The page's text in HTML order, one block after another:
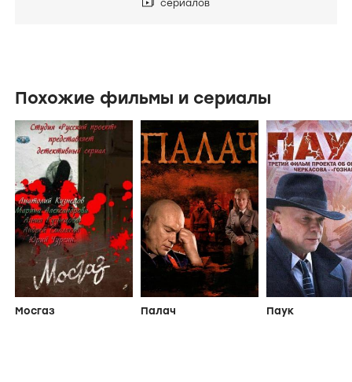
сериалов
Похожие фильмы и сериалы
Мосгаз Палач Паук